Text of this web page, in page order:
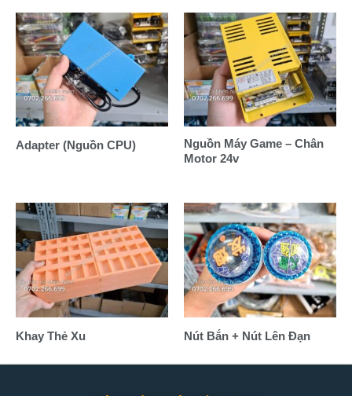
Adapter (Nguồn CPU)
Nguồn Máy Game – Chân
Motor 24v
Khay Thẻ Xu Nút Bắn + Nút Lên Đạn